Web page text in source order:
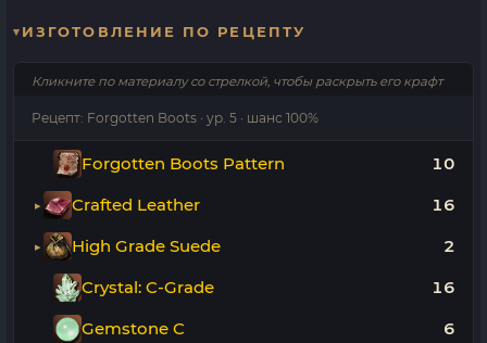
ИЗГОТОВЛЕНИЕ ПО РЕЦЕПТУ
Кликните по материалу со стрелкой, чтобы раскрыть его крафт
Рецепт: Forgotten Boots · ур. 5 · шанс 100%
Forgotten Boots Pattern 10
Crafted Leather 16
High Grade Suede 2
Crystal: C-Grade 16
Gemstone C 6